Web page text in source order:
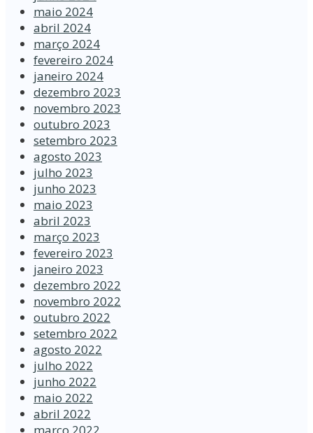
maio 2024
abril 2024
março 2024
fevereiro 2024
janeiro 2024
dezembro 2023
novembro 2023
outubro 2023
setembro 2023
agosto 2023
julho 2023
junho 2023
maio 2023
abril 2023
março 2023
fevereiro 2023
janeiro 2023
dezembro 2022
novembro 2022
outubro 2022
setembro 2022
agosto 2022
julho 2022
junho 2022
maio 2022
abril 2022